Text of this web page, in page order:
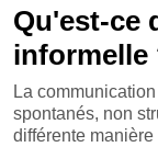
Qu'est-ce
informelle
La
spontanés, non
différente